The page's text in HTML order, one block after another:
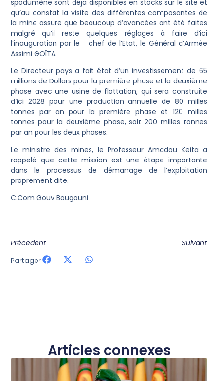
spodumène sont déjà disponibles en stocks sur le site et
qu’au constat la visite des différentes composantes de
la mine assure que beaucoup d’avancées ont été faites
malgré qu’il reste quelques réglages à faire d’ici
l’inauguration par le chef de l’Etat, le Général d’Armée
Assimi GOÏTA.
Le Directeur pays a fait état d’un investissement de 65
millions de Dollars pour la première phase et la deuxième
phase avec une usine de flottation, qui sera construite
d’ici 2028 pour une production annuelle de 80 milles
tonnes par an pour la première phase et 120 milles
tonnes pour la deuxième phase, soit 200 milles tonnes
par an pour les deux phases.
Le ministre des mines, le Professeur Amadou Keita a
rappelé que cette mission est une étape importante
dans le processus de démarrage de l’exploitation
proprement dite.
C.Com Gouv Bougouni
Précedent
Suivant
Partager
Articles connexes